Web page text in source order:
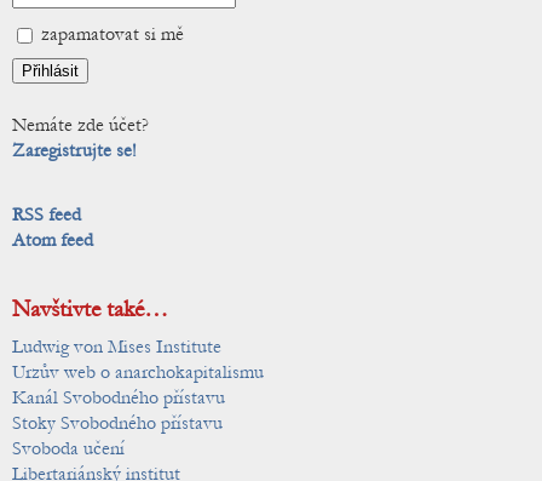
zapamatovat si mě
Nemáte zde účet?
Zaregistrujte se!
RSS feed
Atom feed
Navštivte také…
Ludwig von Mises Institute
Urzův web o anarchokapitalismu
Kanál Svobodného přístavu
Stoky Svobodného přístavu
Svoboda učení
Libertariánský institut